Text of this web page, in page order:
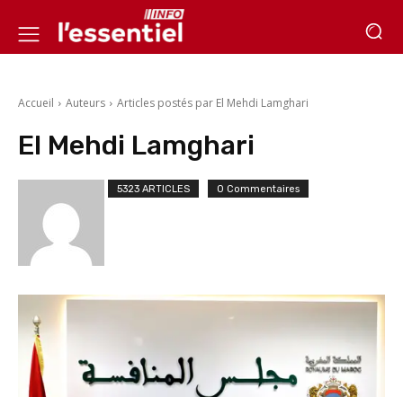
Accueil Auteurs Articles postés par El Mehdi Lamghari
El Mehdi Lamghari
5323 ARTICLES 0 Commentaires